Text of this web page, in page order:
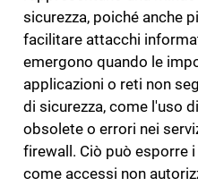
sicurezza, poiché anche
facilitare attacchi
emergono quando le
applicazioni o reti non
di sicurezza, come l'uso
obsolete o errori nei
firewall. Ciò può esporre
come accessi non